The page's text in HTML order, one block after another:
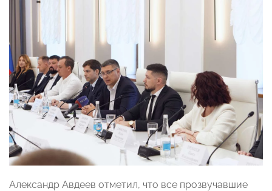
Александр Авдеев отметил, что все прозвучавшие